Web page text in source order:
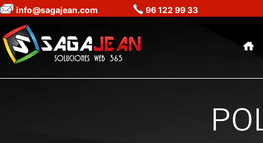
info@sagajean.com 96 122 99 33